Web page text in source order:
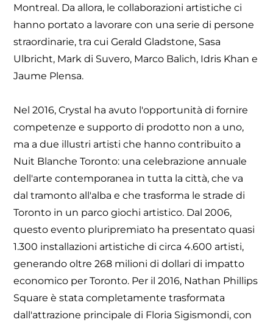
Montreal. Da allora, le collaborazioni artistiche ci
hanno portato a lavorare con una serie di persone
straordinarie, tra cui Gerald Gladstone, Sasa
Ulbricht, Mark di Suvero, Marco Balich, Idris Khan e
Jaume Plensa.
Nel 2016, Crystal ha avuto l'opportunità di fornire
competenze e supporto di prodotto non a uno,
ma a due illustri artisti che hanno contribuito a
Nuit Blanche Toronto: una celebrazione annuale
dell'arte contemporanea in tutta la città, che va
dal tramonto all'alba e che trasforma le strade di
Toronto in un parco giochi artistico. Dal 2006,
questo evento pluripremiato ha presentato quasi
1.300 installazioni artistiche di circa 4.600 artisti,
generando oltre 268 milioni di dollari di impatto
economico per Toronto. Per il 2016, Nathan Phillips
Square è stata completamente trasformata
dall'attrazione principale di Floria Sigismondi, con